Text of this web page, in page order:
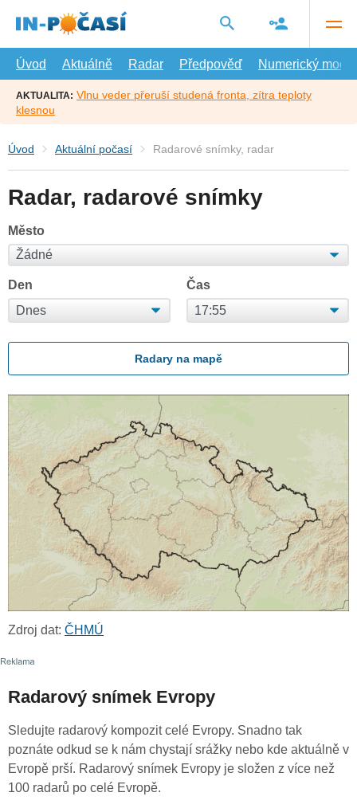
hlavní
Úvod
Aktuálně Radar Předpověď Numerický model
AKTUALITA: Vlnu veder přeruší studená fronta, zítra teploty
klesnou
Úvod Aktuální počasí Radarové snímky, radar
Radar, radarové snímky
Město
Den Čas
Radary na mapě
Zdroj dat: ČHMÚ
Radarový snímek Evropy
Sledujte radarový kompozit celé Evropy. Snadno tak
poznáte odkud se k nám chystají srážky nebo kde aktuálně v
Evropě prší. Radarový snímek Evropy je složen z více než
100 radarů po celé Evropě.